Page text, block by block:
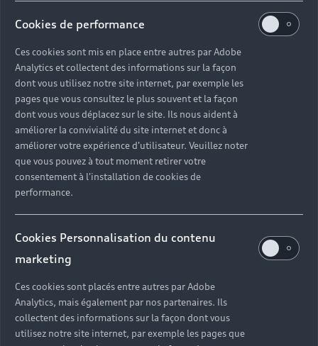
Cookies de performance
Ces cookies sont mis en place entre autres par Adobe
Analytics et collectent des informations sur la façon
dont vous utilisez notre site internet, par exemple les
pages que vous consultez le plus souvent et la façon
dont vous vous déplacez sur le site. Ils nous aident à
améliorer la convivialité du site internet et donc à
améliorer votre expérience d'utilisateur. Veuillez noter
que vous pouvez à tout moment retirer votre
consentement à l'installation de cookies de
performance.
Cookies Personnalisation du contenu
marketing
Ces cookies sont placés entre autres par Adobe
Analytics, mais également par nos partenaires. Ils
collectent des informations sur la façon dont vous
utilisez notre site internet, par exemple les pages que